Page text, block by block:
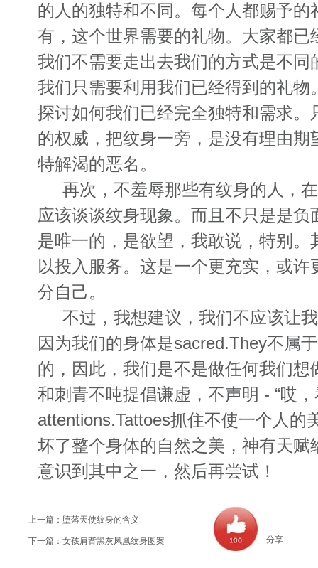
的人的独特和不同。每个人都赐予的
有，这个世界需要的礼物。大家都已
我们不需要走出去我们的方式是不同
我们只需要利用我们已经得到的礼物
探讨如何我们已经完全独特和需求。
的权威，把纹身一旁，是没有理由期
特解渴的恶名。
再次，不羞辱那些有纹身的人，
应该谈谈纹身现象。而且不只是是负
是唯一的，是欲望，我敢说，特别。
以投入服务。这是一个更充实，或许
分自己。
不过，我想建议，我们不应该让
因为我们的身体是sacred.They不属
的，因此，我们是不是做任何我们想
和刺青不吨提倡谦虚，不声明 - “哎
attentions.Tattoes抓住不使一个人的
坏了整个身体的自然之美，神有天赋
意识到其中之一，然后再尝试！
上一篇： 堕落天使纹身的含义
下一篇： 女孩肩背黑灰凤凰纹身图案 分享